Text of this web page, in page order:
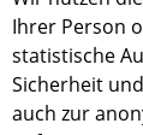
Ihrer Person
statistische
Sicherheit
auch zur